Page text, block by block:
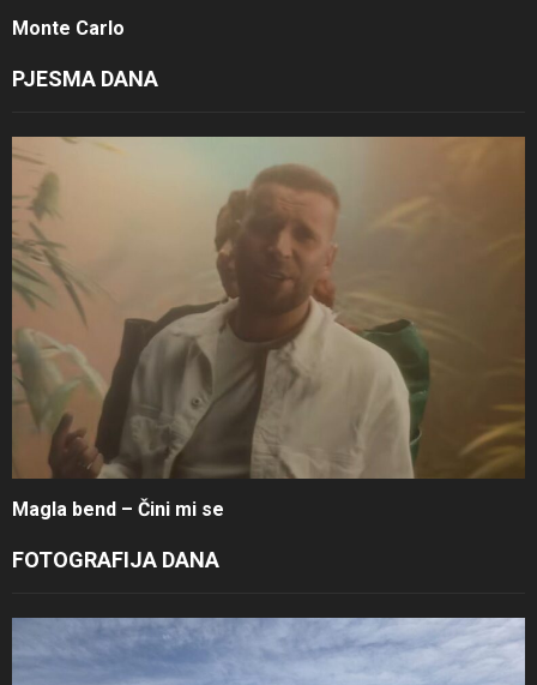
Monte Carlo
PJESMA DANA
Magla bend – Čini mi se
FOTOGRAFIJA DANA